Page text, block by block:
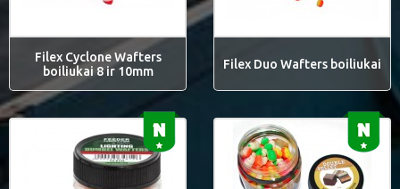
Filex Cyclone Wafters
boiliukai 8 ir 10mm
Filex Duo Wafters boiliukai